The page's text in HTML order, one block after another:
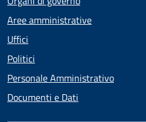
Aree amministrative
Uffici
Politici
Personale Amministrativo
Documenti e Dati